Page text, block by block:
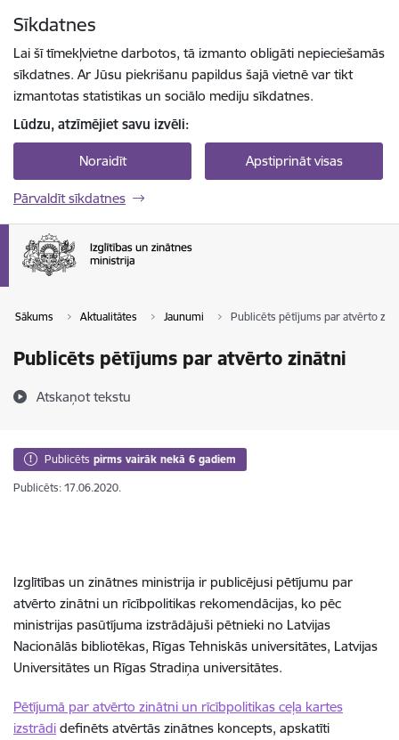
Sīkdatnes
Lai šī tīmekļvietne darbotos, tā izmanto obligāti nepieciešamās
sīkdatnes. Ar Jūsu piekrišanu papildus šajā vietnē var tikt
izmantotas statistikas un sociālo mediju sīkdatnes.
Lūdzu, atzīmējiet savu izvēli:
Noraidīt Apstiprināt visas
Pārvaldīt sīkdatnes
Sākums Aktualitātes Jaunumi Publicēts pētījums par atvērto
Publicēts pētījums par atvērto zinātni
Atskaņot tekstu
Publicēts pirms vairāk nekā 6 gadiem
Publicēts: 17.06.2020.
Izglītības un zinātnes ministrija ir publicējusi pētījumu par
atvērto zinātni un rīcībpolitikas rekomendācijas, ko pēc
ministrijas pasūtījuma izstrādājuši pētnieki no Latvijas
Nacionālās bibliotēkas, Rīgas Tehniskās universitātes, Latvijas
Universitātes un Rīgas Stradiņa universitātes.
Pētījumā par atvērto zinātni un rīcībpolitikas ceļa kartes
izstrādi definēts atvērtās zinātnes koncepts, apskatīti